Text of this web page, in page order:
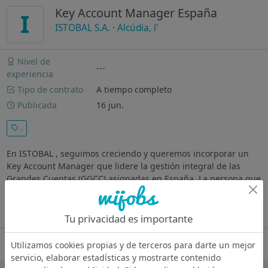
I Key Account Manager España
ISTOBAL S.A. ·Alcúdia, l'
Nivel de
experiencia
---
Tipo de contrato
A tiempo completo
Publicada
16 jun.
.
En ISTOBAL , seguimos creciendo y queremos incorporar un
Key Account Manager que lidere la gestión integral de las
Grandes Cuentas (GGCC) asignadas en España. La persona que
se incorpore será responsable de impulsar el desarrollo de
Oferta desactivada
Tu privacidad es importante
Utilizamos cookies propias y de terceros para darte un mejor
servicio, elaborar estadísticas y mostrarte contenido